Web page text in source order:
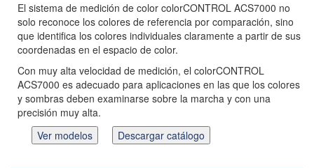
El sistema de medición de color colorCONTROL ACS7000 no
solo reconoce los colores de referencia por comparación, sino
que identifica los colores individuales claramente a partir de sus
coordenadas en el espacio de color.
Con muy alta velocidad de medición, el colorCONTROL
ACS7000 es adecuado para aplicaciones en las que los colores
y sombras deben examinarse sobre la marcha y con una
precisión muy alta.
Ver modelos
Descargar catálogo